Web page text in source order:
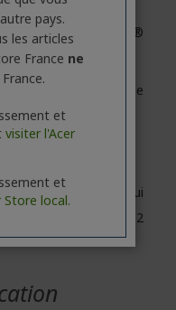
Intel®
Partagée
Oui
2
pays.
les articles
France ne
et
visiter l'Acer
et
Store local.